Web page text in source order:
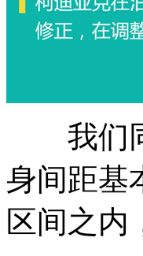
我们同
身间距基
区间之内